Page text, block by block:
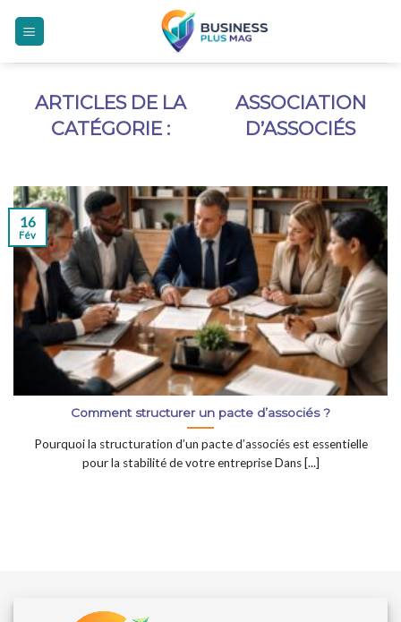
ASSOCIATION
D’ASSOCIÉS
Comment structurer un pacte d’associés ?
Pourquoi la structuration d’un pacte d’associés est essentielle
pour la stabilité de votre entreprise Dans [...]
16
Fév